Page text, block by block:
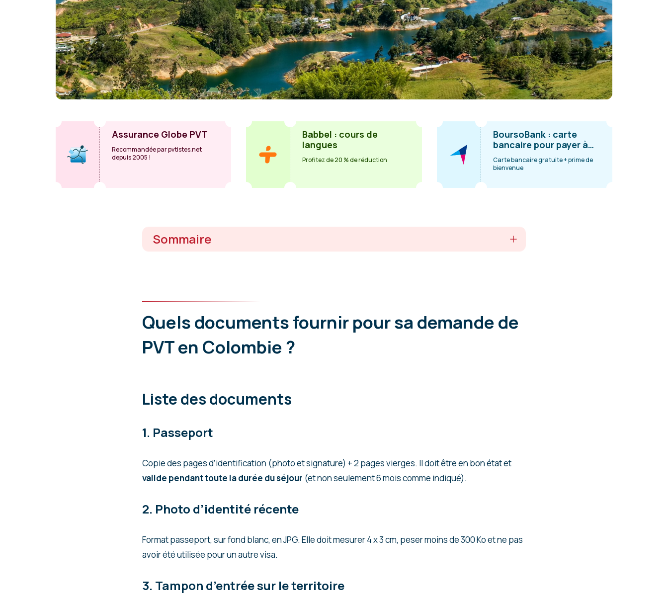
Assurance Globe PVT
Recommandée par pvtistes.net
depuis 2005 !
Babbel : cours de
langues
Profitez de 20 % de réduction
BoursoBank : carte
bancaire pour payer à
l’étranger
Carte bancaire gratuite + prime de
bienvenue
Sommaire
Quels documents fournir pour sa demande de
PVT en Colombie ?
Liste des documents
1. Passeport
Copie des pages d’identification (photo et signature) + 2 pages vierges. Il doit être en bon état et
valide pendant toute la durée du séjour (et non seulement 6 mois comme indiqué).
2. Photo d’identité récente
Format passeport, sur fond blanc, en JPG. Elle doit mesurer 4 x 3 cm, peser moins de 300 Ko et ne pas
avoir été utilisée pour un autre visa.
3. Tampon d’entrée sur le territoire